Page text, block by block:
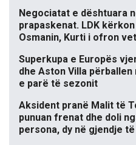
Negociatat e dështuara
prapaskenat. LDK
Osmanin, Kurti i ofron
Superkupa e Europës
dhe Aston Villa
e parë të sezonit
Aksident pranë Malit të
punuan frenat dhe doli
persona, dy në gjendje